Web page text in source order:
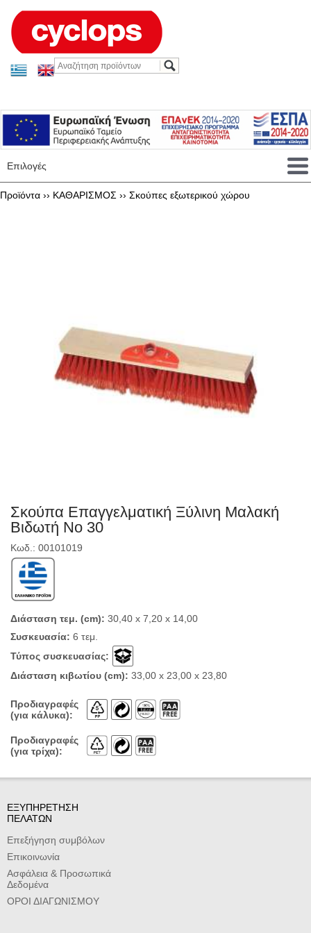
Επιλογές
Προϊόντα ›› ΚΑΘΑΡΙΣΜΟΣ ›› Σκούπες εξωτερικού χώρου
Σκούπα Επαγγελματική Ξύλινη Μαλακή
Βιδωτή Νο 30
Κωδ.: 00101019
Διάσταση τεμ. (cm): 30,40 x 7,20 x 14,00
Συσκευασία: 6 τεμ.
Τύπος συσκευασίας:
Διάσταση κιβωτίου (cm): 33,00 x 23,00 x 23,80
Προδιαγραφές
(για κάλυκα):
Προδιαγραφές
(για τρίχα):
ΕΞΥΠΗΡΕΤΗΣΗ
ΠΕΛΑΤΩΝ
Επεξήγηση συμβόλων
Επικοινωνία
Ασφάλεια & Προσωπικά
Δεδομένα
ΟΡΟΙ ΔΙΑΓΩΝΙΣΜΟΥ